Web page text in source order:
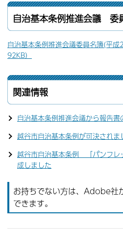
自治基本条例推進会議 委
自治基本条例推進会議委員名簿(平
92KB）
関連情報
自治基本条例推進会議から報告
越谷市自治基本条例が可決されま
越谷市自治基本条例 「パンフレ
成しました
お持ちでない方は、Adobe社
できます。